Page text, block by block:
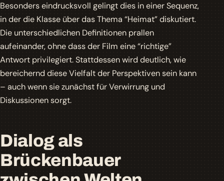
Besonders eindrucksvoll gelingt dies in einer Sequenz,
in der die Klasse über das Thema “Heimat” diskutiert.
Die unterschiedlichen Definitionen prallen
aufeinander, ohne dass der Film eine “richtige”
Antwort privilegiert. Stattdessen wird deutlich, wie
bereichernd diese Vielfalt der Perspektiven sein kann
– auch wenn sie zunächst für Verwirrung und
Diskussionen sorgt.
Dialog als
Brückenbauer